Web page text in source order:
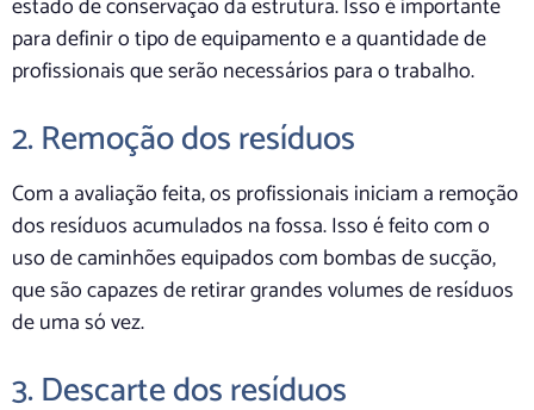
estado de conservação da estrutura. Isso é importante
para definir o tipo de equipamento e a quantidade de
profissionais que serão necessários para o trabalho.
2. Remoção dos resíduos
Com a avaliação feita, os profissionais iniciam a remoção
dos resíduos acumulados na fossa. Isso é feito com o
uso de caminhões equipados com bombas de sucção,
que são capazes de retirar grandes volumes de resíduos
de uma só vez.
3. Descarte dos resíduos